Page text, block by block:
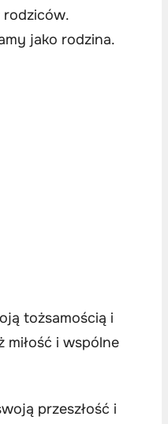
rodziców.
jako rodzina.
tożsamością i
i wspólne
przeszłość i